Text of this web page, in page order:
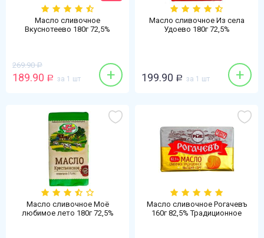
Масло сливочное
Вкуснотеево 180г 72,5%
269.90 Р
189.90 Р за 1 шт +
Масло сливочное Из села
Удоево 180г 72,5%
199.90 Р за 1 шт +
Масло сливочное Моё
любимое лето 180г 72,5%
Масло сливочное Рогачевъ
160г 82,5% Традиционное